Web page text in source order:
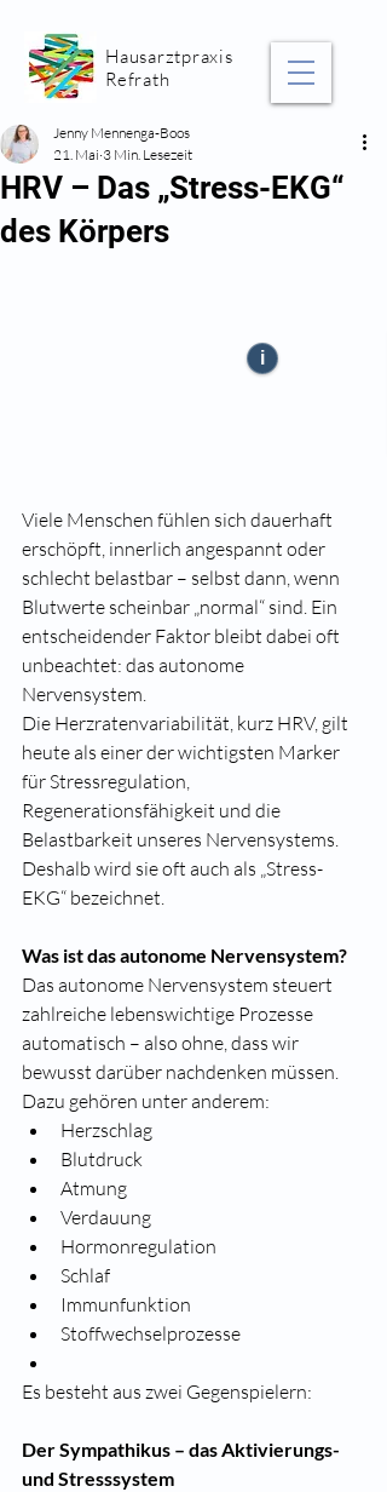
i
Hausarztpraxis
Refrath
HRV – Das „Stress-EKG“
des Körpers
Jenny Mennenga-Boos
21. Mai 3 Min. Lesezeit
Viele Menschen fühlen sich dauerhaft
erschöpft, innerlich angespannt oder
schlecht belastbar – selbst dann, wenn
Blutwerte scheinbar „normal“ sind. Ein
entscheidender Faktor bleibt dabei oft
unbeachtet: das autonome
Nervensystem.
Die Herzratenvariabilität, kurz HRV, gilt
heute als einer der wichtigsten Marker
für Stressregulation,
Regenerationsfähigkeit und die
Belastbarkeit unseres Nervensystems.
Deshalb wird sie oft auch als „Stress-
EKG“ bezeichnet.
Was ist das autonome Nervensystem?
Das autonome Nervensystem steuert
zahlreiche lebenswichtige Prozesse
automatisch – also ohne, dass wir
bewusst darüber nachdenken müssen.
Dazu gehören unter anderem:
Herzschlag
Blutdruck
Atmung
Verdauung
Hormonregulation
Schlaf
Immunfunktion
Stoffwechselprozesse
Es besteht aus zwei Gegenspielern:
Der Sympathikus – das Aktivierungs-
und Stresssystem